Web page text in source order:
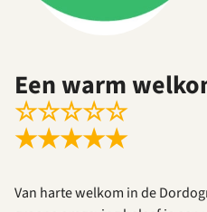
Een warm
☆☆☆☆☆
★★★★★
Van harte welkom in de